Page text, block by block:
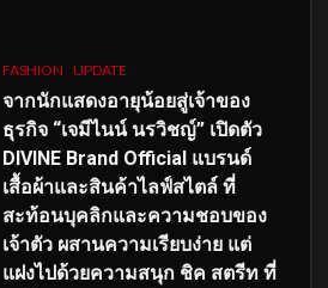
FASHION UPDATE
จากนักแสดงอายุน้อยสู่เจ้าของ
ธุรกิจ “เจมีไนน์ นรวิชญ์” เปิดตัว
DIVINE Brand Official แบรนด์
เสื้อผ้าและสินค้าไลฟ์สไตล์ ที่
สะท้อนบุคลิกและความชอบของ
เจ้าตัว ผสานความเรียบง่าย แต่
แฝงไปด้วยความสนุก ชิค สตรีท ที่